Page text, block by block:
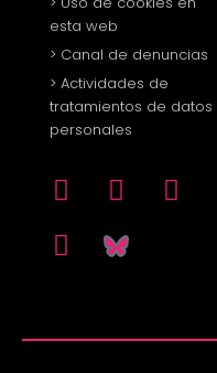
esta web
> Canal de denuncias
> Actividades de
tratamientos de datos
personales